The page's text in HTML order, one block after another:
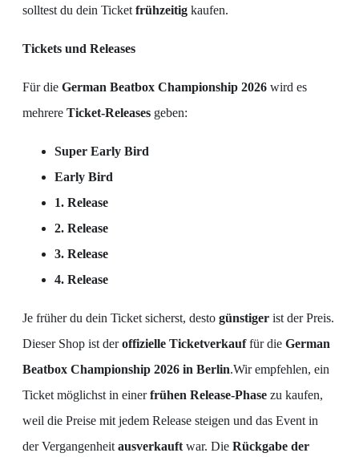
solltest du dein Ticket frühzeitig kaufen.
Tickets und Releases
Für die German Beatbox Championship 2026 wird es
mehrere Ticket-Releases geben:
Super Early Bird
Early Bird
1. Release
2. Release
3. Release
4. Release
Je früher du dein Ticket sicherst, desto günstiger ist der Preis.
Dieser Shop ist deroffizielle Ticketverkauffür die German
Beatbox Championship 2026 in Berlin.Wir empfehlen, ein
Ticket möglichst in einerfrühen Release-Phase zu kaufen,
weil die Preise mit jedem Release steigen und das Event in
der Vergangenheit ausverkauft war. Die Rückgabe der